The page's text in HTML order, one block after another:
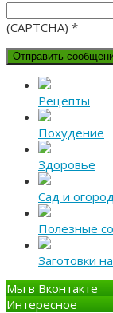
(CAPTCHA) *
Рецепты
Похудение
Здоровье
Сад и огород
Полезные
Заготовки
Мы в Вконтакте
Интересное